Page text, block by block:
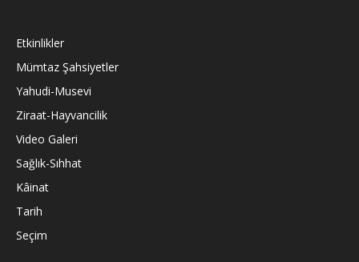
Etkinlikler
Mümtaz Şahsiyetler
Yahudi-Musevi
Ziraat-Hayvancilik
Video Galeri
Sağlık-Sıhhat
Kâinat
Tarih
Seçim